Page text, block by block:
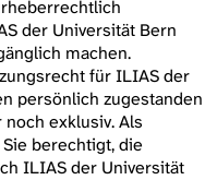
der Universität Bern
machen.
für ILIAS der
persönlich zugestanden
exklusiv. Als
berechtigt, die
ILIAS der Universität